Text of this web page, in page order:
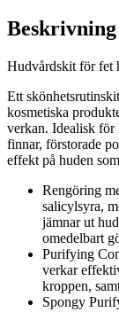
Beskrivning
Hudvårdskit för fet
Ett
kosmetiska
verkan. Idealisk för
finnar, förstorade
effekt på huden
Rengöring
salicylsyra,
jämnar ut
omedelbart
Purifying
verkar
kroppen,
Spongy